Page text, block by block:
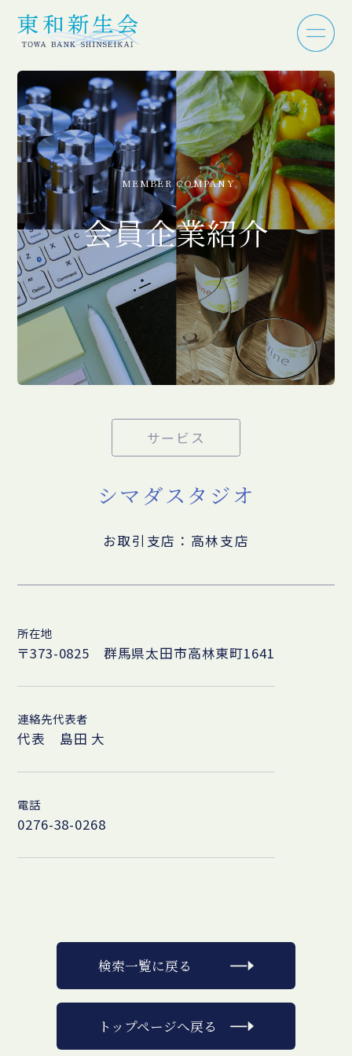
MEMBER COMPANY
会員企業紹介
サービス
シマダスタジオ
お取引支店：高林支店
所在地
〒373-0825 群馬県太田市高林東町1641
連絡先代表者
代表 島田 大
電話
0276-38-0268
検索一覧に戻る
トップページへ戻る